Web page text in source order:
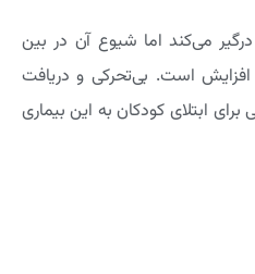
درگیر می‌کند اما شیوع آن در بین
افزایش است. بی‌تحرکی و دریافت
ابتلای کودکان به این بیماری